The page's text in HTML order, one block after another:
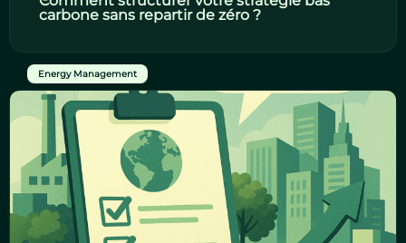
carbone sans repartir de zéro ?
Energy Management